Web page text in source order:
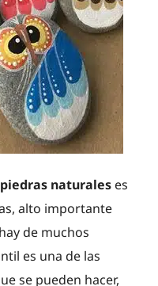
naturales es
alto importante
de muchos
es una de las
se pueden hacer,